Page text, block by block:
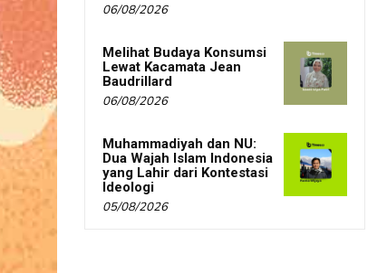
06/08/2026
Melihat Budaya Konsumsi
Lewat Kacamata Jean
Baudrillard
06/08/2026
Muhammadiyah dan NU:
Dua Wajah Islam Indonesia
yang Lahir dari Kontestasi
Ideologi
05/08/2026